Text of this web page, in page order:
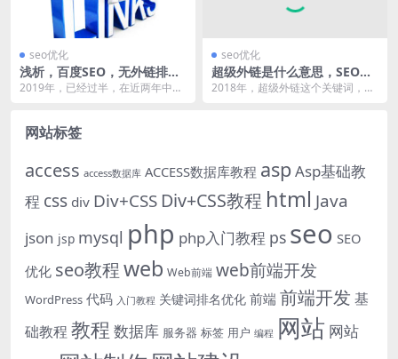
seo优化
浅析，百度SEO，无外链排名
的可行性
2019年，已经过半，在近两年中，
seo优化
超级外链是什么意思，SEO超
级外链工具有用吗？
2018年，超级外链这个关键词，再
网站标签
access access数据库 ACCESS数据库教程 asp Asp基础教
程 css div Div+CSS Div+CSS教程 html Java
json jsp mysql php php入门教程 ps seo SEO
优化 seo教程web Web前端 web前端开发
WordPress 代码 入门教程 关键词排名优化 前端 前端开发 基
础教程 教程 数据库 服务器 标签 用户 编程 网站 网站